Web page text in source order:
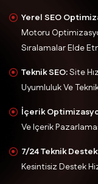
Yerel SEO
Motoru
Sıralamalar Elde
Teknik SEO:Site
Uyumluluk Ve
İçerik
Ve Içerik
7/24 Teknik
Kesintisiz Destek